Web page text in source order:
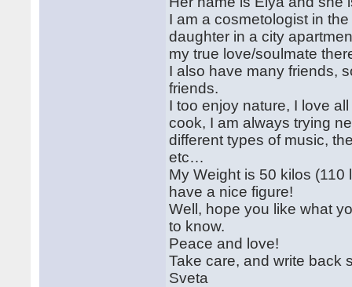
I am a cosmetologist in
daughter in a city
my true love/soulmate
I also have many friends,
friends.
I too enjoy nature, I love
cook, I am always trying
different types of music,
etc…
My Weight is 50 kilos
have a nice figure!
Well, hope you like what
to know.
Peace and love!
Take care, and write back
Sveta